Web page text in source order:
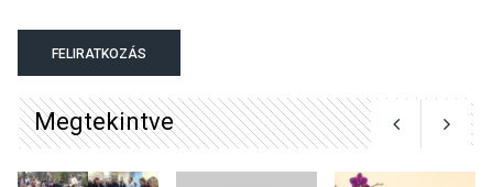
lesz a pilismaróti Duna-
FELIRATKOZÁS
Megtekintve